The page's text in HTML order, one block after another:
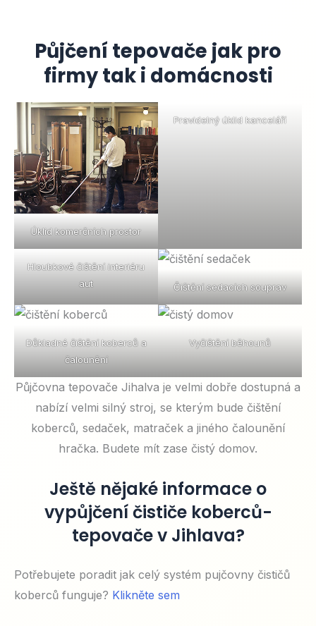
Půjčení tepovače jak pro
firmy tak i domácnosti
Úklid komerčních prostor
Pravidelný úklid kanceláří
Hloubkové čištění interiéru
aut
Čištění sedacích souprav
Důkladné čištění koberců a
čalounění
Vyčištění běhounů
Půjčovna tepovače Jihalva je velmi dobře dostupná a
nabízí velmi silný stroj, se kterým bude čištění
koberců, sedaček, matraček a jiného čalounění
hračka. Budete mít zase čistý domov.
Ještě nějaké informace o
vypůjčení čističe koberců-
tepovače v Jihlava?
Potřebujete poradit jak celý systém pujčovny čističů
koberců funguje? Klikněte sem